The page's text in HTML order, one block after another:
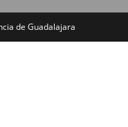
de Guadalajara